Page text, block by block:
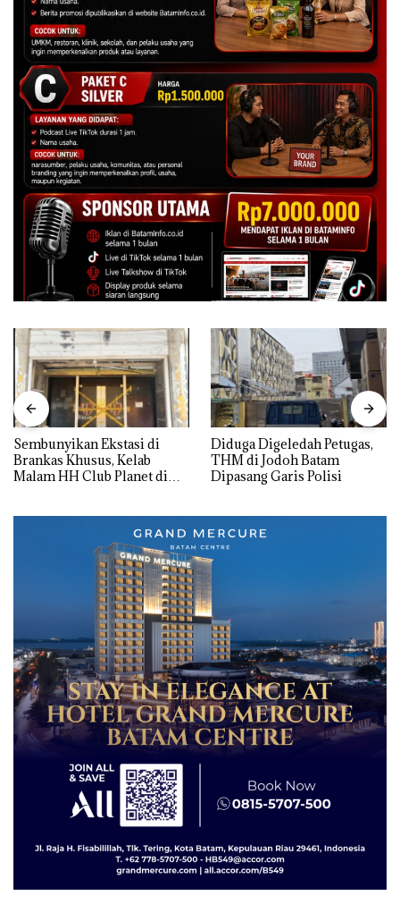
Sembunyikan Ekstasi di
Brankas Khusus, Kelab
Malam HH Club Planet di
Diduga Digeledah Petugas,
THM di Jodoh Batam
Dipasang Garis Polisi